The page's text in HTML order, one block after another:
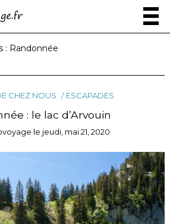
: Randonnée
CHEZ NOUS ESCAPADES
: le lac d’Arvouin
le jeudi, mai 21, 2020